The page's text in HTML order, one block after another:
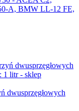
A, BMW LL-12 FE,
dwusprzęgłowych